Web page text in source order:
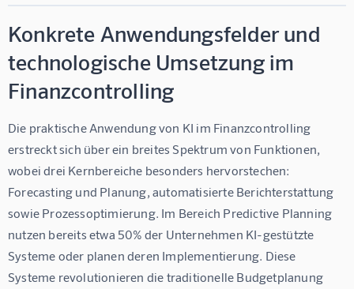
Konkrete Anwendungsfelder und
technologische Umsetzung im
Finanzcontrolling
Die praktische Anwendung von KI im Finanzcontrolling
erstreckt sich über ein breites Spektrum von Funktionen,
wobei drei Kernbereiche besonders hervorstechen:
Forecasting und Planung, automatisierte Berichterstattung
sowie Prozessoptimierung. Im Bereich Predictive Planning
nutzen bereits etwa 50% der Unternehmen KI-gestützte
Systeme oder planen deren Implementierung. Diese
Systeme revolutionieren die traditionelle Budgetplanung